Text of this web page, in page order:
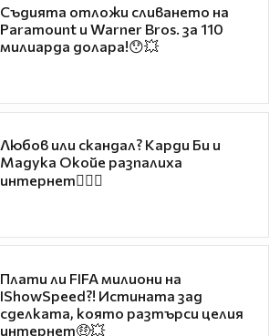
Съдията отложи сливането на
Paramount и Warner Bros. за 110
милиарда долара!😯💥
Любов или скандал? Карди Би и
Мадука Окойе разпалиха
интернет❤️‍🔥🔥
Плати ли FIFA милиони на
IShowSpeed?! Истината зад
сделката, която разтърси целия
интернет🤑💥